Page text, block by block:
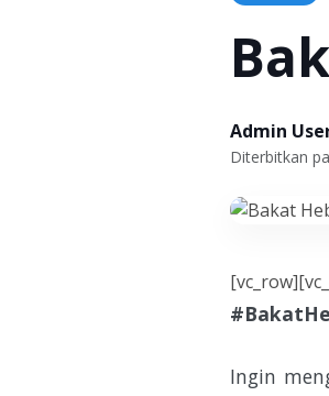
Admin
Diterbitkan
Ingin